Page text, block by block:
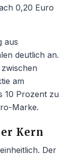
0,20 Euro
aus
deutlich an.
am
10 Prozent zu
Marke.
Kern
Der